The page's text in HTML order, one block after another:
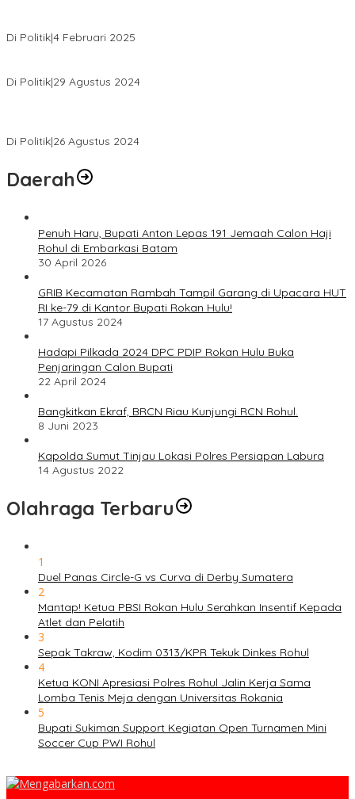
Di Politik|4 Februari 2025
Di Politik|29 Agustus 2024
Di Politik|26 Agustus 2024
Daerah
Penuh Haru, Bupati Anton Lepas 191 Jemaah Calon Haji
Rohul di Embarkasi Batam
30 April 2026
GRIB Kecamatan Rambah Tampil Garang di Upacara HUT
RI ke-79 di Kantor Bupati Rokan Hulu!
17 Agustus 2024
Hadapi Pilkada 2024 DPC PDIP Rokan Hulu Buka
Penjaringan Calon Bupati
22 April 2024
Bangkitkan Ekraf, BRCN Riau Kunjungi RCN Rohul.
8 Juni 2023
Kapolda Sumut Tinjau Lokasi Polres Persiapan Labura
14 Agustus 2022
Olahraga Terbaru
1
Duel Panas Circle-G vs Curva di Derby Sumatera
2
Mantap! Ketua PBSI Rokan Hulu Serahkan Insentif Kepada
Atlet dan Pelatih
3
Sepak Takraw, Kodim 0313/KPR Tekuk Dinkes Rohul
4
Ketua KONI Apresiasi Polres Rohul Jalin Kerja Sama
Lomba Tenis Meja dengan Universitas Rokania
5
Bupati Sukiman Support Kegiatan Open Turnamen Mini
Soccer Cup PWI Rohul